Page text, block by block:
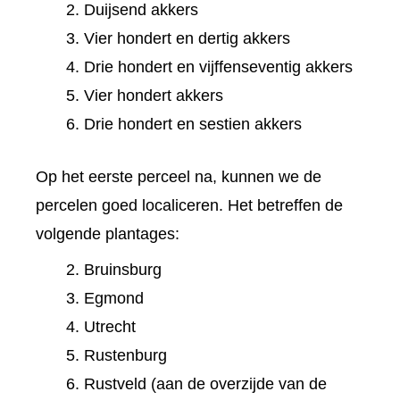
Duijsend akkers
Vier hondert en dertig akkers
Drie hondert en vijffenseventig akkers
Vier hondert akkers
Drie hondert en sestien akkers
Op het eerste perceel na, kunnen we de
percelen goed localiceren. Het betreffen de
volgende plantages:
Bruinsburg
Egmond
Utrecht
Rustenburg
Rustveld (aan de overzijde van de